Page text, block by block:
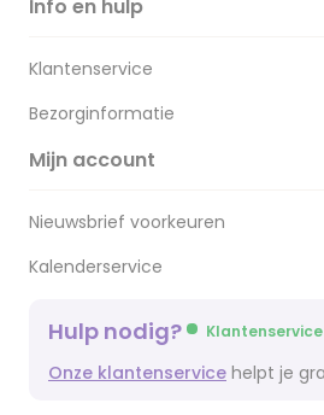
Info en hulp
Klantenservice
Bezorginformatie
Mijn account
Nieuwsbrief voorkeuren
Kalenderservice
Hulp nodig?
Onze klantenservice helpt je